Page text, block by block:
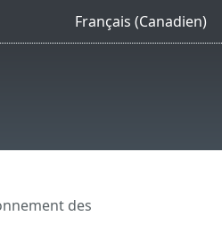
Français (Canadien)
des